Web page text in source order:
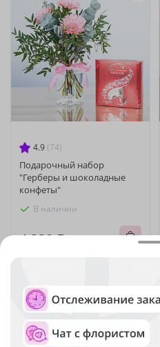
4.9 (74)
Подарочный набор
"Герберы и шоколадные
конфеты"
В наличии
4 230 ₽